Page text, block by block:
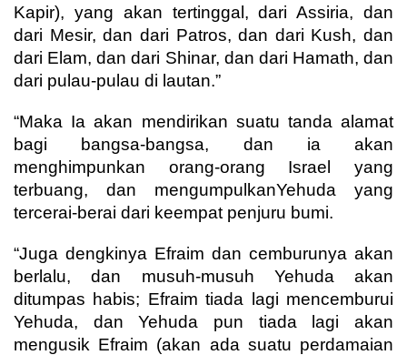
Kapir), yang akan tertinggal, dari Assiria, dan
dari Mesir, dan dari Patros, dan dari Kush, dan
dari Elam, dan dari Shinar, dan dari Hamath, dan
dari pulau-pulau di lautan.”
“Maka Ia akan mendirikan suatu tanda alamat
bagi bangsa-bangsa, dan ia akan
menghimpunkan orang-orang Israel yang
terbuang, dan mengumpulkanYehuda yang
tercerai-berai dari keempat penjuru bumi.
“Juga dengkinya Efraim dan cemburunya akan
berlalu, dan musuh-musuh Yehuda akan
ditumpas habis; Efraim tiada lagi mencemburui
Yehuda, dan Yehuda pun tiada lagi akan
mengusik Efraim (akan ada suatu perdamaian